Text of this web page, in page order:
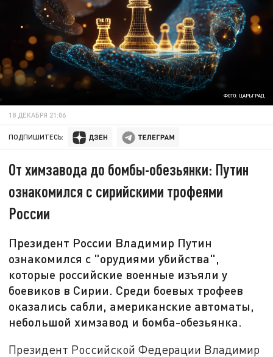
ФОТО: ЦАРЬГРАД
18 ДЕКАБРЯ 21:06
ПОДПИШИТЕСЬ:
От химзавода до бомбы-обезьянки: Путин
ознакомился с сирийскими трофеями
России
Президент России Владимир Путин
ознакомился с "орудиями убийства",
которые российские военные изъяли у
боевиков в Сирии. Среди боевых трофеев
оказались сабли, американские автоматы,
небольшой химзавод и бомба-обезьянка.
Президент Российской Федерации Владимир